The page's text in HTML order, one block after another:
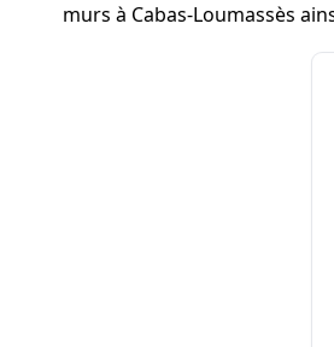
murs à Cabas-Loumassès